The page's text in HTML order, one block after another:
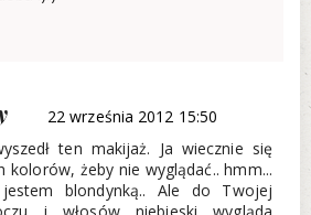
22 września 2012 15:50
ten makijaż. Ja wiecznie się
kolorów, żeby nie wyglądać.. hmm...
blondynką.. Ale do Twojej